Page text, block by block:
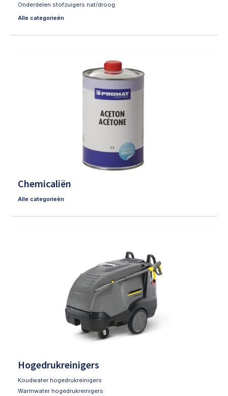
Onderdelen stofzuigers nat/droog
Alle categorieën
Chemicaliën
Alle categorieën
Hogedrukreinigers
Koudwater hogedrukreinigers
Warmwater hogedrukreinigers